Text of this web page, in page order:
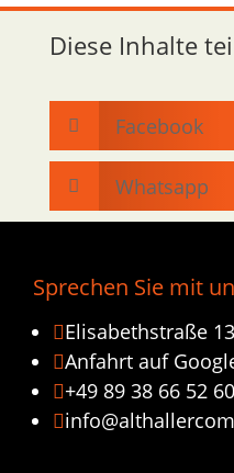
Diese Inhalte
 Facebook
 Whatsapp
Sprechen Sie mit
Elisabethstraße
Anfahrt auf
+49 89 38 66 52 60
